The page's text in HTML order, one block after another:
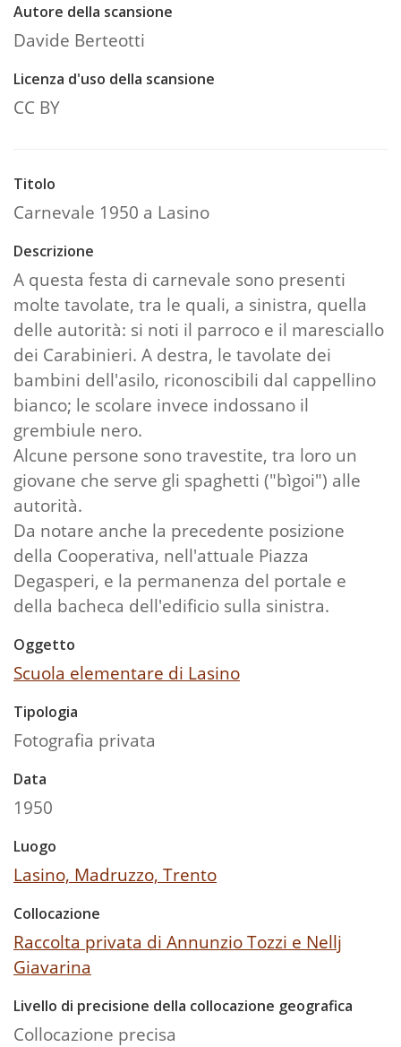
Autore della scansione
Davide Berteotti
Licenza d'uso della scansione
CC BY
Titolo
Carnevale 1950 a Lasino
Descrizione
A questa festa di carnevale sono presenti
molte tavolate, tra le quali, a sinistra, quella
delle autorità: si noti il parroco e il maresciallo
dei Carabinieri. A destra, le tavolate dei
bambini dell'asilo, riconoscibili dal cappellino
bianco; le scolare invece indossano il
grembiule nero.
Alcune persone sono travestite, tra loro un
giovane che serve gli spaghetti ("bìgoi") alle
autorità.
Da notare anche la precedente posizione
della Cooperativa, nell'attuale Piazza
Degasperi, e la permanenza del portale e
della bacheca dell'edificio sulla sinistra.
Oggetto
Scuola elementare di Lasino
Tipologia
Fotografia privata
Data
1950
Luogo
Lasino, Madruzzo, Trento
Collocazione
Raccolta privata di Annunzio Tozzi e Nellj
Giavarina
Livello di precisione della collocazione geografica
Collocazione precisa